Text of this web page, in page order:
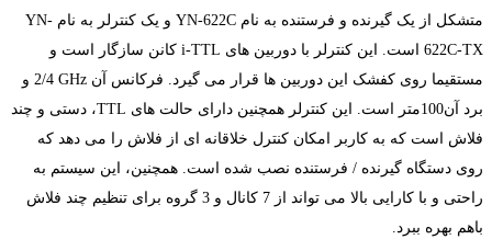
متشکل از یک گیرنده و فرستنده به نام YN-622C و یک کنترلر به نام YN-
622C-TX است. این کنترلر با دوربین های i-TTL کانن سازگار است و
مستقیما روی کفشک این دوربین ها قرار می گیرد. فرکانس آن 2/4 GHz و
برد آن100متر
است. این کنترلر همچنین دارای حالت های TTL، دستی و چند
فلاش است که به کاربر امکان کنترل خلاقانه ای از فلاش را می دهد که
روی دستگاه گیرنده / فرستنده نصب شده است. همچنین، این سیستم به
راحتی و با کارایی بالا می تواند از 7 کانال و 3 گروه برای تنظیم چند فلاش
باهم بهره ببرد.